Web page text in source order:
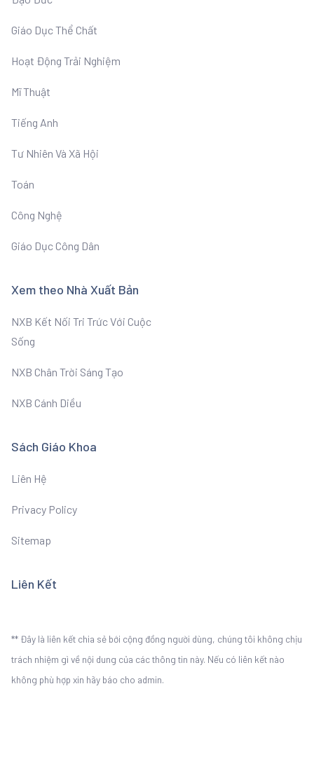
Giáo Dục Thể Chất
Hoạt Động Trải Nghiệm
Mĩ Thuật
Tiếng Anh
Tư Nhiên Và Xã Hội
Toán
Công Nghệ
Giáo Dục Công Dân
Xem theo Nhà Xuất Bản
NXB Kết Nối Tri Trức Với Cuộc
Sống
NXB Chân Trời Sáng Tạo
NXB Cánh Diều
Sách Giáo Khoa
Liên Hệ
Privacy Policy
Sitemap
Liên Kết
** Đây là liên kết chia sẻ bới cộng đồng người dùng, chúng tôi không chịu
trách nhiệm gì về nội dung của các thông tin này. Nếu có liên kết nào
không phù hợp xin hãy báo cho admin.